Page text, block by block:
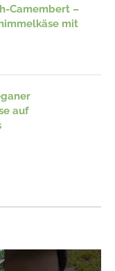
Camembert –
mit
auf